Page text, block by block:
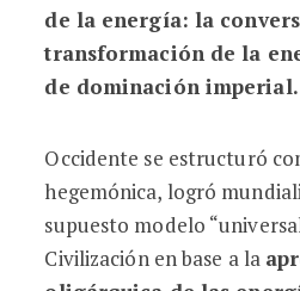
de la energía: la
transformación de la
de dominación imperial.
Occidente se estructuró
hegemónica, logró
supuesto modelo
Civilización en base a la